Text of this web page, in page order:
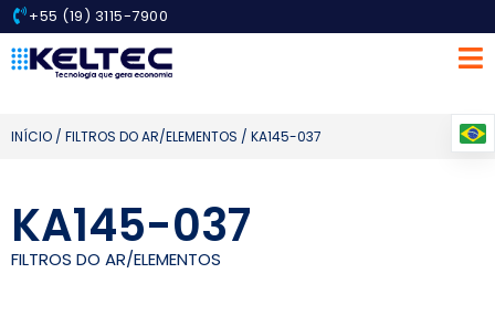
+55 (19) 3115-7900
INÍCIO / FILTROS DO AR/ELEMENTOS / KA145-037
KA145-037
FILTROS DO AR/ELEMENTOS